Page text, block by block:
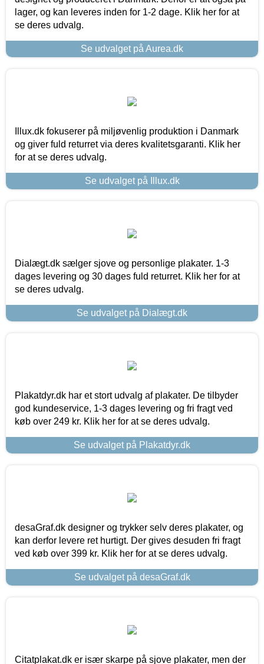
lager, og kan leveres inden for 1-2 dage. Klik her for at
se deres udvalg.
Se udvalget på Aurea.dk
Illux.dk fokuserer på miljøvenlig produktion i Danmark
og giver fuld returret via deres kvalitetsgaranti. Klik her
for at se deres udvalg.
Se udvalget på Illux.dk
Dialægt.dk sælger sjove og personlige plakater. 1-3
dages levering og 30 dages fuld returret. Klik her for at
se deres udvalg.
Se udvalget på Dialægt.dk
Plakatdyr.dk har et stort udvalg af plakater. De tilbyder
god kundeservice, 1-3 dages levering og fri fragt ved
køb over 249 kr. Klik her for at se deres udvalg.
Se udvalget på Plakatdyr.dk
desaGraf.dk designer og trykker selv deres plakater, og
kan derfor levere ret hurtigt. Der gives desuden fri fragt
ved køb over 399 kr. Klik her for at se deres udvalg.
Se udvalget på desaGraf.dk
Citatplakat.dk er især skarpe på sjove plakater, men der